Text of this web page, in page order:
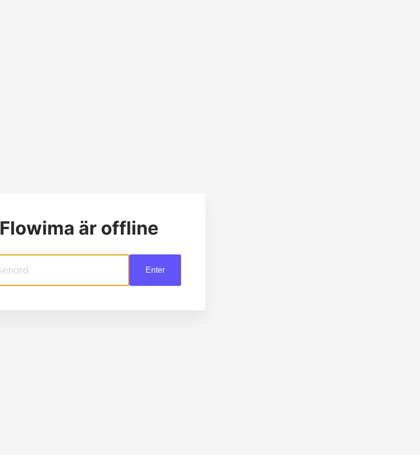
Flowima är offline
Enter